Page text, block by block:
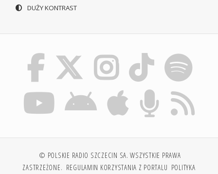
DUŻY KONTRAST
© POLSKIE RADIO SZCZECIN SA. WSZYSTKIE PRAWA
ZASTRZEŻONE. REGULAMIN KORZYSTANIA Z PORTALU POLITYKA